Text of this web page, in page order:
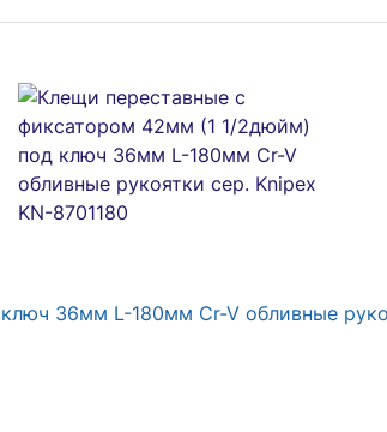
с клеммным рядом 10х10кв.мм 76А
36мм L-180мм Cr-V обливные